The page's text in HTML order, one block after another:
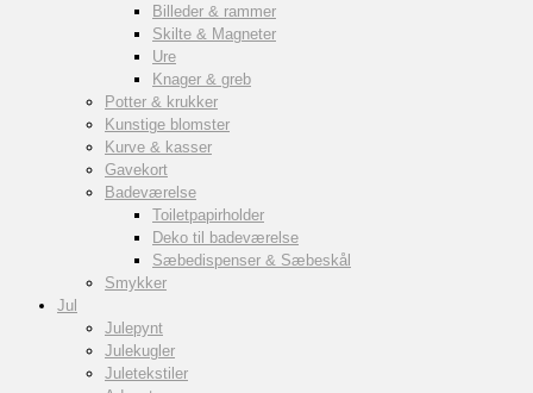
Billeder & rammer
Skilte & Magneter
Ure
Knager & greb
Potter & krukker
Kunstige blomster
Kurve & kasser
Gavekort
Badeværelse
Toiletpapirholder
Deko til badeværelse
Sæbedispenser & Sæbeskål
Smykker
Jul
Julepynt
Julekugler
Juletekstiler